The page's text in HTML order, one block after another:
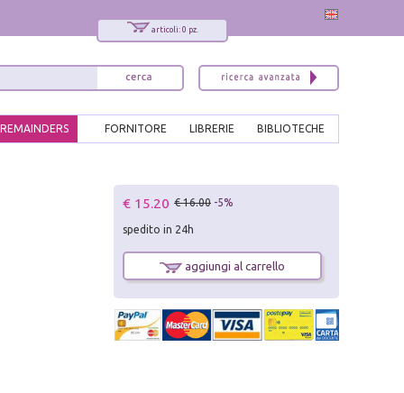
articoli: 0 pz.
BIBLIOTECHE
LIBRERIE
FORNITORE
REMAINDERS
€ 15.20 € 16.00 -5%
spedito in 24h
aggiungi al carrello
x
Interessato ai nostri libri?
Sarai informato delle nostre novità, potrai
comunque cancellarti quando desideri.
modulo di iscrizione